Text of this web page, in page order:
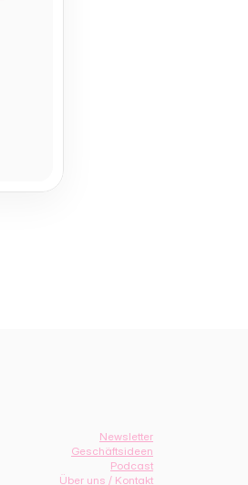
Newsletter
Geschäftsideen
Podcast
Über uns / Kontakt